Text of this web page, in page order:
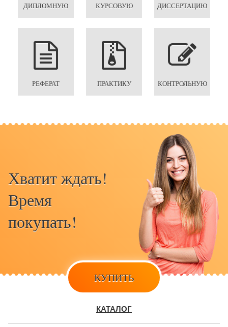
ДИПЛОМНУЮ КУРСОВУЮ ДИССЕРТАЦИЮ
РЕФЕРАТ ПРАКТИКУ КОНТРОЛЬНУЮ
Хватит ждать!
Время
покупать!
КУПИТЬ
КАТАЛОГ